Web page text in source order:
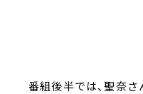
番組後半では、聖奈